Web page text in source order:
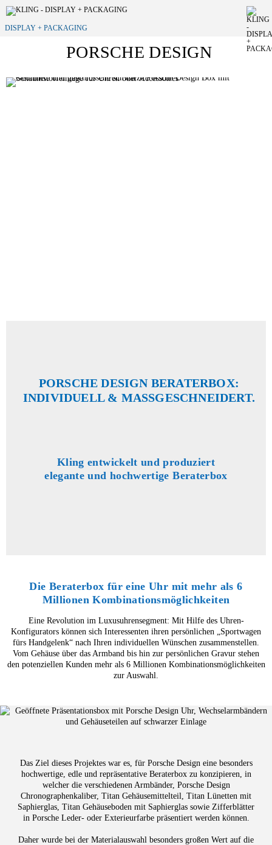
DISPLAY + PACKAGING
PORSCHE DESIGN
PORSCHE DESIGN BERATERBOX:
INDIVIDUELL & MASSGESCHNEIDERT.
Kling entwickelt und produziert
elegante und hochwertige Beraterbox
Die Beraterbox für eine Uhr mit mehr als 6
Millionen Kombinationsmöglichkeiten
Eine Revolution im Luxusuhrensegment: Mit Hilfe des Uhren-
Konfigurators können sich Interessenten ihren persönlichen „Sportwagen
fürs Handgelenk“ nach Ihren individuellen Wünschen zusammenstellen.
Vom Gehäuse über das Armband bis hin zur persönlichen Gravur stehen
den potenziellen Kunden mehr als 6 Millionen Kombinationsmöglichkeiten
zur Auswahl.
Das Ziel dieses Projektes war es, für Porsche Design eine besonders
hochwertige, edle und repräsentative Beraterbox zu konzipieren, in
welcher die verschiedenen Armbänder, Porsche Design
Chronographenkaliber, Titan Gehäusemittelteil, Titan Lünetten mit
Saphierglas, Titan Gehäuseboden mit Saphierglas sowie Zifferblätter
in Porsche Leder- oder Exterieurfarbe präsentiert werden können.
Daher wurde bei der Materialauswahl besonders großen Wert auf die